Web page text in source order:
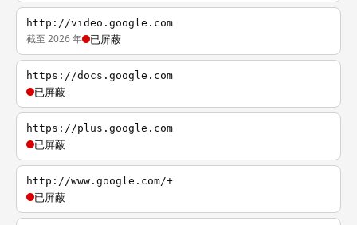
http://video.google.com
截至 2026 年 已屏蔽
https://docs.google.com
已屏蔽
https://plus.google.com
已屏蔽
http://www.google.com/+
已屏蔽